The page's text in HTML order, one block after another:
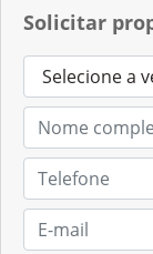
Solicitar